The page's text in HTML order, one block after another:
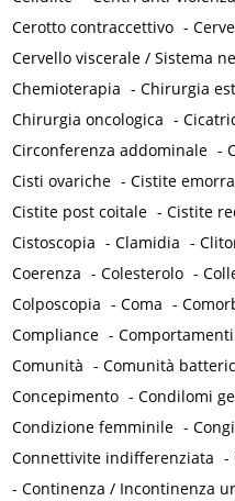
Cerotto contraccettivo -
Cervello viscerale / Sistema
Chemioterapia -Chirurgia
Chirurgia oncologica -
Circonferenza addominale -
Cisti ovariche -Cistite
Cistite post coitale -Cistite
Cistoscopia -Clamidia -
Coerenza -Colesterolo -
Colposcopia -Coma -
Compliance -
Comunità -Comunità
Concepimento -Condilomi
Condizione femminile -
Connettivite indifferenziata -
-Continenza / Incontinenza